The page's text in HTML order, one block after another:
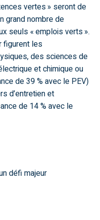
vertes » seront de
grand nombre de
seuls « emplois verts ».
figurent les
des sciences de
et chimique ou
de 39 % avec le PEV)
d’entretien et
de 14 % avec le
défi majeur